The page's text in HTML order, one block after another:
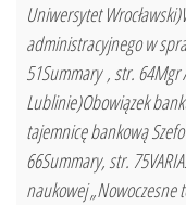
Uniwersytet
administracyjnego w
51Summary , str. 64Mgr
Lublinie)Obowiązek
tajemnicę bankową
66Summary, str.
naukowej „Nowoczesne